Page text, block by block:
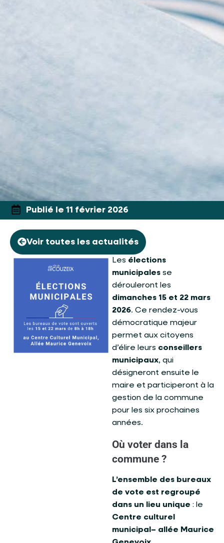
Publié le 11 février 2026
Voir toutes les actualités
Les élections
municipales se
dérouleront les
dimanches 15 et 22 mars
2026. Ce rendez-vous
démocratique majeur
permet aux citoyens
d’élire leurs conseillers
municipaux, qui
désigneront ensuite le
maire et participeront à la
gestion de la commune
pour les six prochaines
années.
Où voter dans la
commune ?
L’ensemble des bureaux
de vote est regroupé
dans un lieu unique : le
Centre culturel
municipal– allée Maurice